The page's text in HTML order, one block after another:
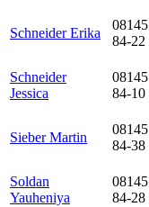
Schneider Erika
08145
84-22
Schneider
Jessica
08145
84-10
Sieber Martin
08145
84-38
Soldan
Yauheniya
08145
84-28